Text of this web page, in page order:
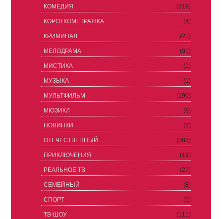
КОМЕДИЯ (319)
КОРОТКОМЕТРАЖКА (4)
КРИМИНАЛ (21)
МЕЛОДРАМА (91)
МИСТИКА (1)
МУЗЫКА (1)
МУЛЬТФИЛЬМ (190)
МЮЗИКЛ (8)
НОВИНКИ (2)
ОТЕЧЕСТВЕННЫЙ (588)
ПРИКЛЮЧЕНИЯ (19)
РЕАЛЬНОЕ ТВ (27)
СЕМЕЙНЫЙ (8)
СПОРТ (5)
ТВ-ШОУ (111)